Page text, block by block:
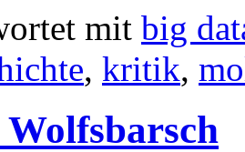
mit big
, kritik,